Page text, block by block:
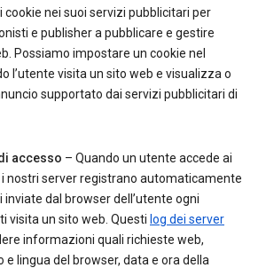
cookie nei suoi servizi pubblicitari per
e publisher a pubblicare e gestire
Possiamo impostare un cookie nel
l’utente visita un sito web e visualizza o
supportato dai servizi pubblicitari di
accesso – Quando un utente accede ai
i nostri server registrano automaticamente
inviate dal browser dell’utente ogni
visita un sito web. Questi log dei server
informazioni quali richieste web,
e lingua del browser, data e ora della